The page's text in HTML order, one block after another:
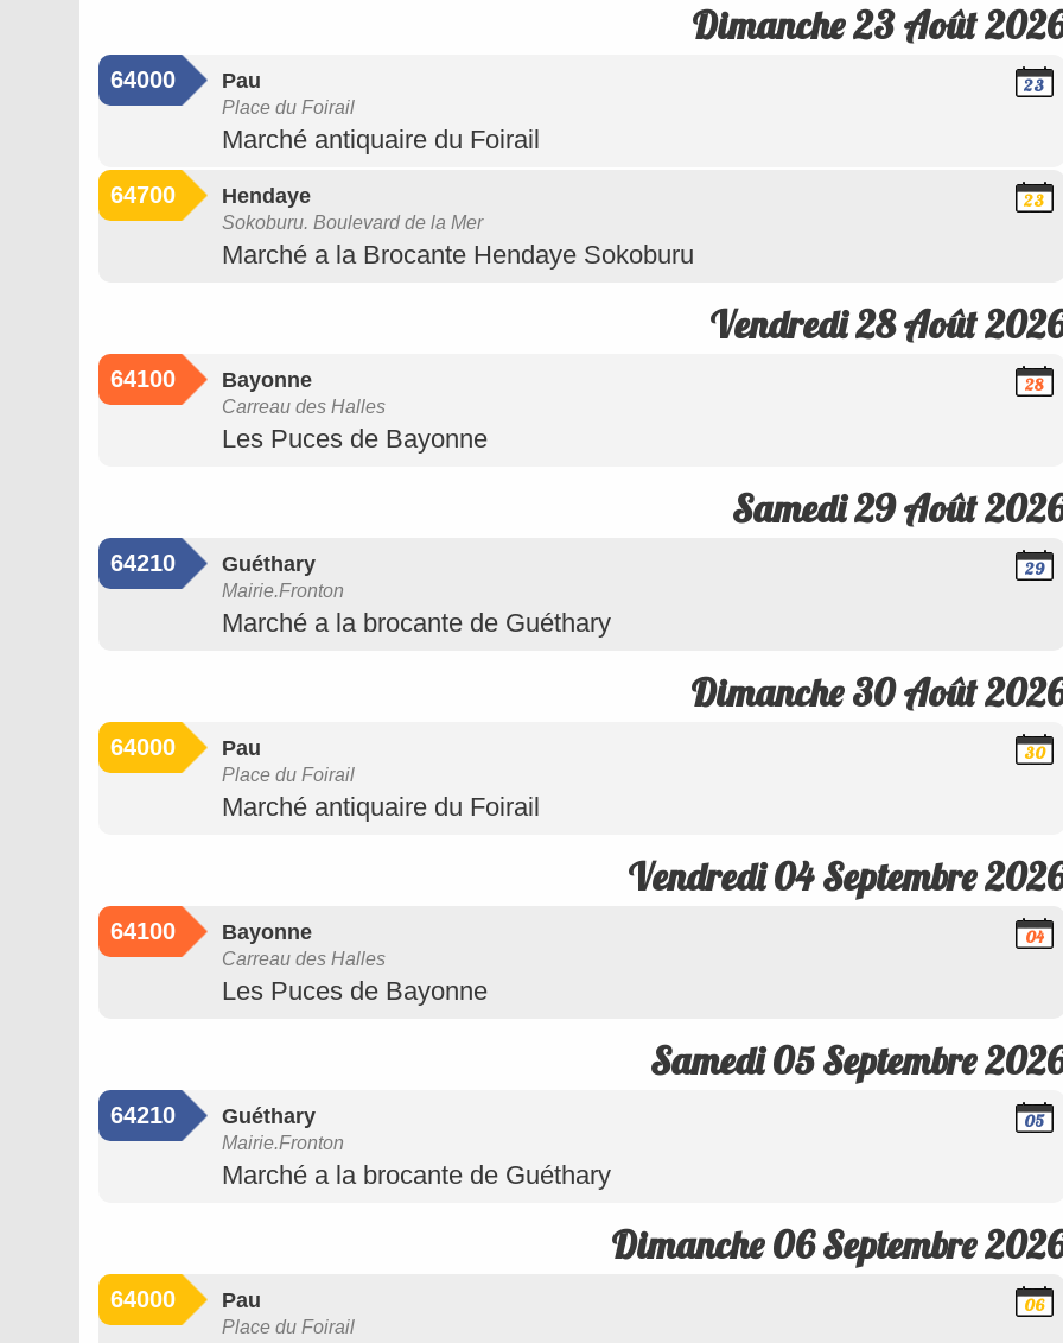
Dimanche 23 Août
64000 Pau
Place du Foirail
Marché antiquaire du Foirail
23
64700 Hendaye
Sokoburu. Boulevard de la Mer
Marché a la Brocante Hendaye Sokoburu
23
Vendredi 28 Août
64100 Bayonne
Carreau des Halles
Les Puces de Bayonne
28
Samedi 29 Août
64210 Guéthary
Mairie.Fronton
Marché a la brocante de Guéthary
29
Dimanche 30 Août
64000 Pau
Place du Foirail
Marché antiquaire du Foirail
30
Vendredi 04 Septembre
64100 Bayonne
Carreau des Halles
Les Puces de Bayonne
04
Samedi 05 Septembre
64210 Guéthary
Mairie.Fronton
Marché a la brocante de Guéthary
05
Dimanche 06 Septembre
64000 Pau
Place du Foirail
06